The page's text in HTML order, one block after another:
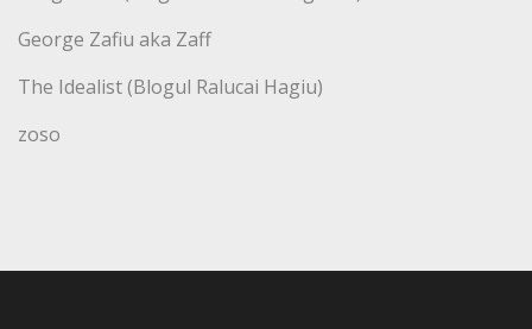
George Zafiu aka Zaff
The Idealist (Blogul Ralucai Hagiu)
zoso